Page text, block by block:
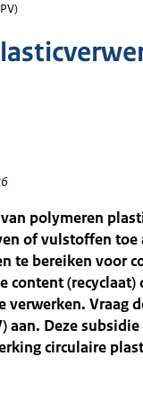
polymeren
of vulstoffen toe
te bereiken voor
content (recyclaat)
Vraag
aan. Deze
circulaire